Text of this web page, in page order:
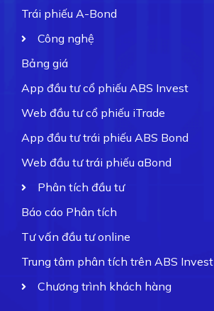
Trái phiếu A-Bond
Công nghệ
Bảng giá
App đầu tư cổ phiếu ABS Invest
Web đầu tư cổ phiếu iTrade
App đầu tư trái phiếu ABS Bond
Web đầu tư trái phiếu aBond
Phân tích đầu tư
Báo cáo Phân tích
Tư vấn đầu tư online
Trung tâm phân tích trên ABS Invest
Chương trình khách hàng